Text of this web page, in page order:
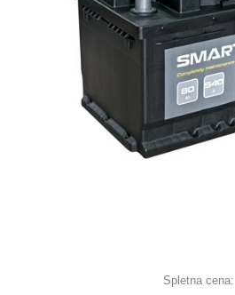
Spletna cena: